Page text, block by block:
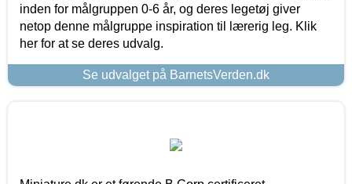
inden for målgruppen 0-6 år, og deres legetøj giver
netop denne målgruppe inspiration til lærerig leg. Klik
her for at se deres udvalg.
Se udvalget på BarnetsVerden.dk